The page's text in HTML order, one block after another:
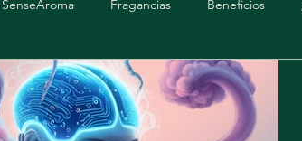
SenseAroma Fragancias Beneficios
Top 3 Top 10